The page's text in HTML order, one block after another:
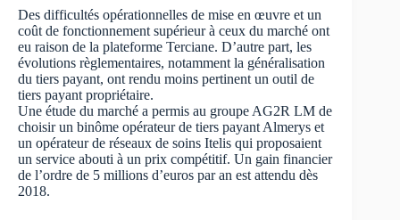
Des difficultés opérationnelles de mise en œuvre et un
coût de fonctionnement supérieur à ceux du marché ont
eu raison de la plateforme Terciane. D’autre part, les
évolutions règlementaires, notamment la généralisation
du tiers payant, ont rendu moins pertinent un outil de
tiers payant propriétaire.
Une étude du marché a permis au groupe AG2R LM de
choisir un binôme opérateur de tiers payant Almerys et
un opérateur de réseaux de soins Itelis qui proposaient
un service abouti à un prix compétitif. Un gain financier
de l’ordre de 5 millions d’euros par an est attendu dès
2018.